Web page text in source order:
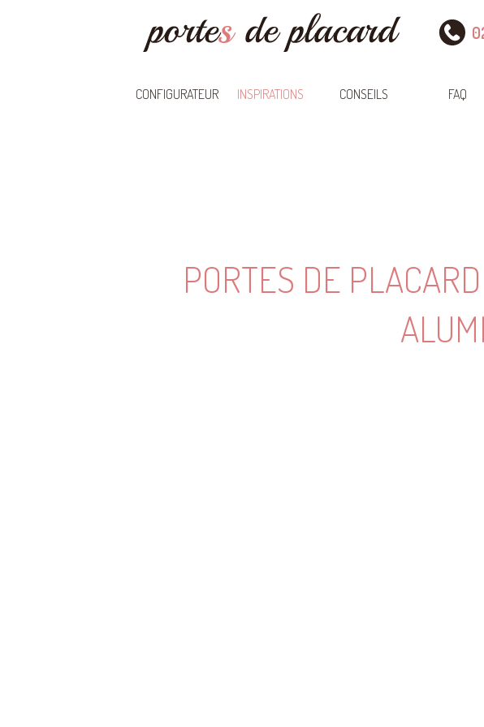
CONFIGURATEUR INSPIRATIONS CONSEILS FAQ
PORTES DE